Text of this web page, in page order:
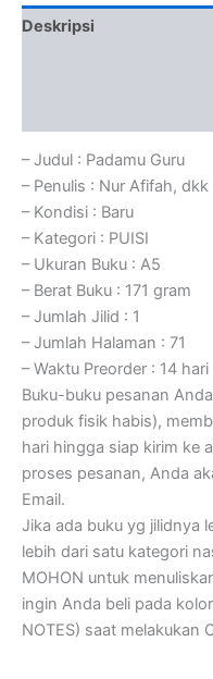
Deskripsi
– Judul : Padamu Guru
– Penulis : Nur Afifah, dkk
– Kondisi : Baru
– Kategori : PUISI
– Ukuran Buku : A5
– Berat Buku : 171 gram
– Jumlah Jilid : 1
– Jumlah Halaman : 71
– Waktu Preorder : 14 hari
Buku-buku pesanan
produk fisik habis),
hari hingga siap kirim ke
proses pesanan, Anda
Email.
Jika ada buku yg jilidnya
lebih dari satu kategori
MOHON untuk
ingin Anda beli pada
NOTES) saat melakukan